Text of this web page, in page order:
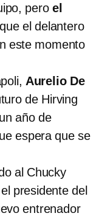
peroel
el delantero
este momento
Aurelio De
de Hirving
año de
espera que se
al Chucky
presidente del
entrenador